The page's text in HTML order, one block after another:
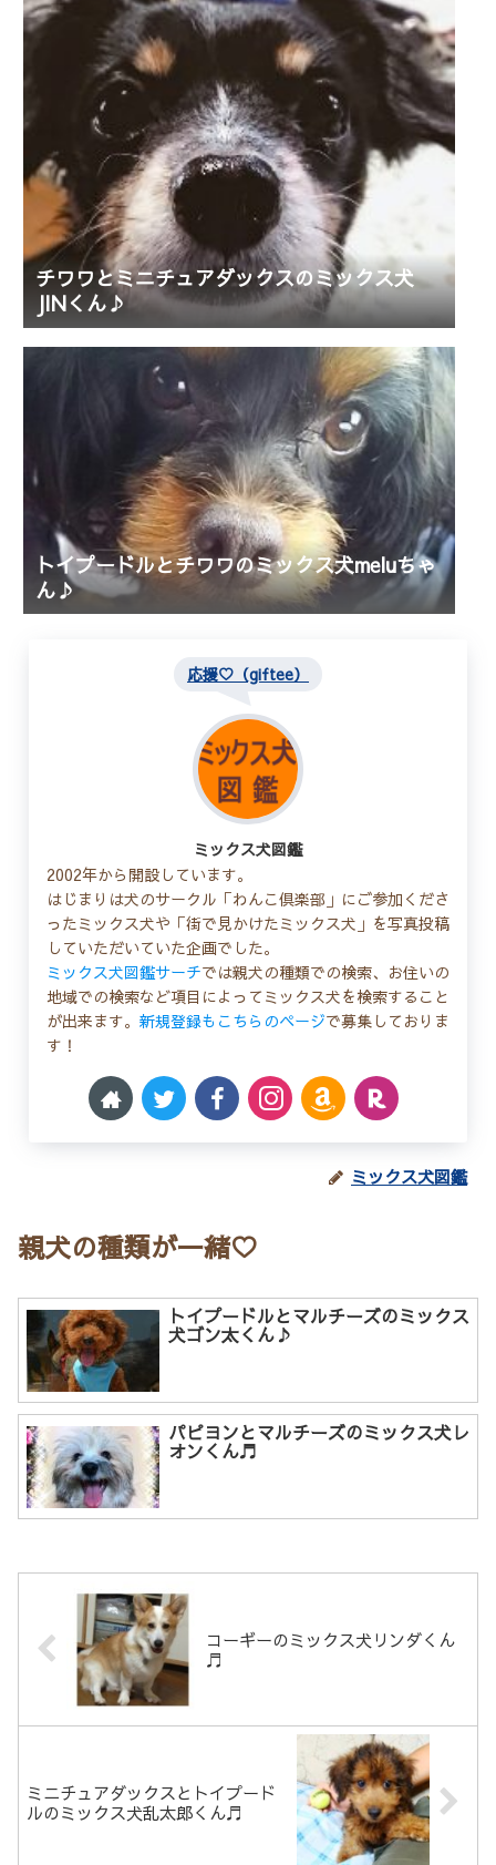
チワワとミニチュアダックスのミックス犬
JINくん♪
トイプードルとチワワのミックス犬meluちゃ
ん♪
応援♡（giftee）
ミックス犬図鑑
2002年から開設しています。
はじまりは犬のサークル「わんこ倶楽部」にご参加くださ
ったミックス犬や「街で見かけたミックス犬」を写真投稿
していただいていた企画でした。
ミックス犬図鑑サーチでは親犬の種類での検索、お住いの
地域での検索など項目によってミックス犬を検索すること
が出来ます。 新規登録もこちらのページで募集しておりま
す！
ミックス犬図鑑
親犬の種類が一緒♡
トイプードルとマルチーズのミックス
犬ゴン太くん♪
パピヨンとマルチーズのミックス犬レ
オンくん♬
コーギーのミックス犬リンダくん
♬
ミニチュアダックスとトイプード
ルのミックス犬乱太郎くん♬